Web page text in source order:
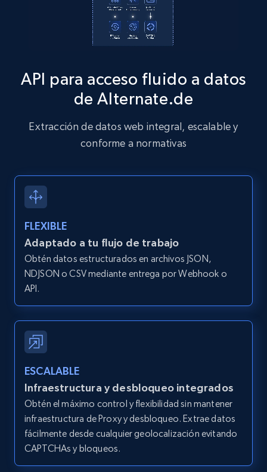
Zillow properties listing information
IsListingClaimedByCurrentSignedInUser,
IsCurrentSignedInAgentResponsible, Bedrooms,
1.3K+ Prueba gratuita
Zillow properties listing information -
type and status
Zpid, City, State, HomeStatus, Address,
IsListingClaimedByCurrentSignedInUser,
IsCurrentSignedInAgentResponsible, Bedrooms,
and more.
Zillow properties listing information -
Search by parameters on zillow and use the
direct link as input
Zpid, City, State, HomeStatus, Address,
IsListingClaimedByCurrentSignedInUser,
IsCurrentSignedInAgentResponsible, Bedrooms,
and more.
API para acceso fluido a datos
de Alternate.de
Extracción de datos web integral, escalable y
conforme a normativas
FLEXIBLE
Adaptado a tu flujo de trabajo
Obtén datos estructurados en archivos JSON,
NDJSON o CSV mediante entrega por Webhook o
API.
ESCALABLE
Infraestructura y desbloqueo integrados
Obtén el máximo control y flexibilidad sin mantener
infraestructura de Proxy y desbloqueo. Extrae datos
fácilmente desde cualquier geolocalización evitando
CAPTCHAs y bloqueos.